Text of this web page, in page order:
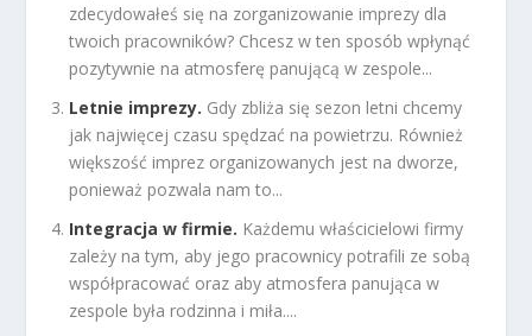
zdecydowałeś się na zorganizowanie imprezy dla
twoich pracowników? Chcesz w ten sposób wpłynąć
pozytywnie na atmosferę panującą w zespole...
Letnie imprezy. Gdy zbliża się sezon letni chcemy
jak najwięcej czasu spędzać na powietrzu. Również
większość imprez organizowanych jest na dworze,
ponieważ pozwala nam to...
Integracja w firmie. Każdemu właścicielowi firmy
zależy na tym, aby jego pracownicy potrafili ze sobą
współpracować oraz aby atmosfera panująca w
zespole była rodzinna i miła....